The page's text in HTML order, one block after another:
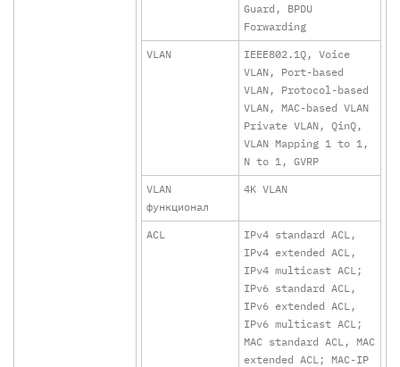
Guard, BPDU
Forwarding
VLAN
IEEE802.1Q, Voice
VLAN, Port-based
VLAN, Protocol-based
VLAN, MAC-based VLAN
Private VLAN, QinQ,
VLAN Mapping 1 to 1,
N to 1, GVRP
VLAN
функционал
4K VLAN
ACL
IPv4 standard ACL,
IPv4 extended ACL,
IPv4 multicast ACL;
IPv6 standard ACL,
IPv6 extended ACL,
IPv6 multicast ACL;
MAC standard ACL, MAC
extended ACL; MAC-IP